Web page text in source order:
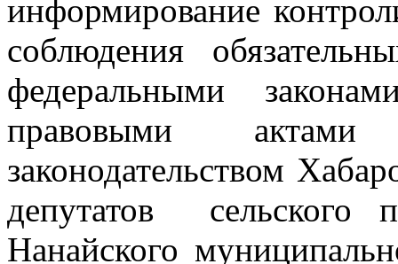
информирование
соблюдения
федеральными
правовыми актами
законодательством
депутатов сельского
Нанайского